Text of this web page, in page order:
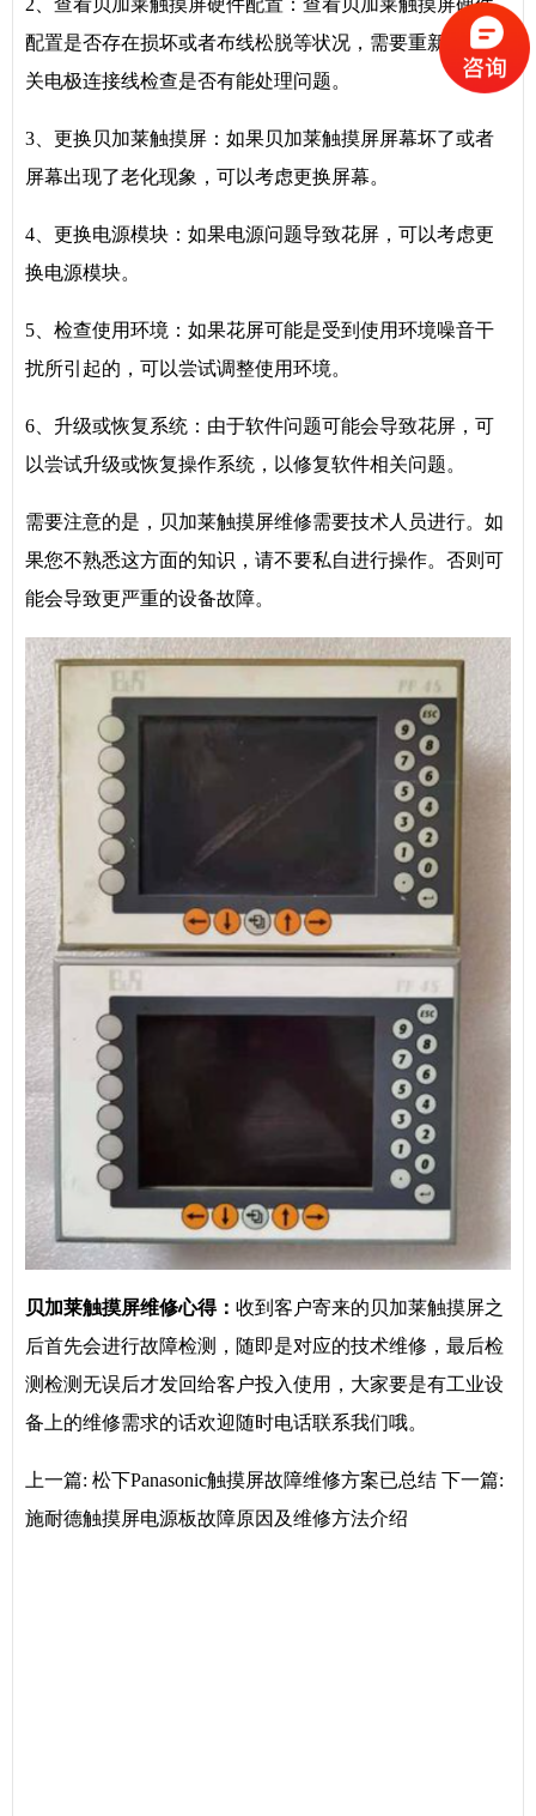
2、查看贝加莱触摸屏硬件配置：查看贝加莱触摸屏硬件
配置是否存在损坏或者布线松脱等状况，需要重新重插有
关电极连接线检查是否有能处理问题。
3、更换贝加莱触摸屏：如果贝加莱触摸屏屏幕坏了或者
屏幕出现了老化现象，可以考虑更换屏幕。
4、更换电源模块：如果电源问题导致花屏，可以考虑更
换电源模块。
5、检查使用环境：如果花屏可能是受到使用环境噪音干
扰所引起的，可以尝试调整使用环境。
6、升级或恢复系统：由于软件问题可能会导致花屏，可
以尝试升级或恢复操作系统，以修复软件相关问题。
需要注意的是，贝加莱触摸屏维修需要技术人员进行。如
果您不熟悉这方面的知识，请不要私自进行操作。否则可
能会导致更严重的设备故障。
贝加莱触摸屏维修心得： 收到客户寄来的贝加莱触摸屏之
后首先会进行故障检测，随即是对应的技术维修，最后检
测检测无误后才发回给客户投入使用，大家要是有工业设
备上的维修需求的话欢迎随时电话联系我们哦。
上一篇: 松下Panasonic触摸屏故障维修方案已总结 下一篇:
施耐德触摸屏电源板故障原因及维修方法介绍